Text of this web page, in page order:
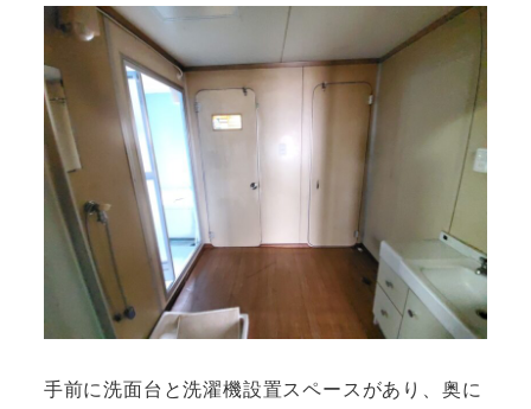
手前に洗面台と洗濯機設置スペースがあり、奥に